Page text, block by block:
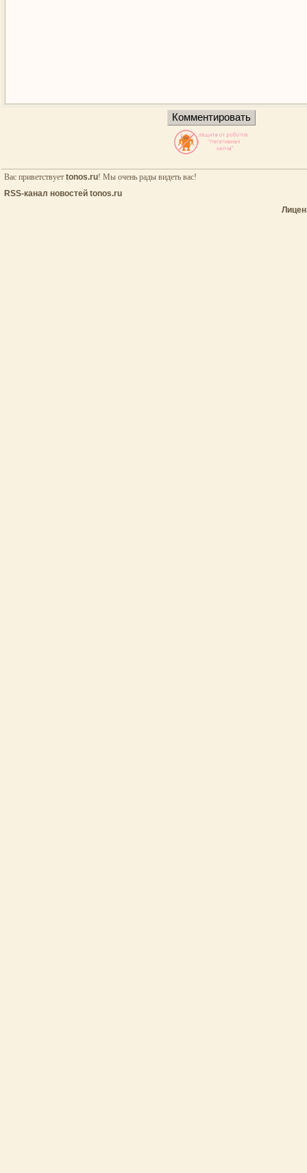
Вас приветствует tonos.ru! Мы очень рады видеть вас!
RSS-канал новостей tonos.ru